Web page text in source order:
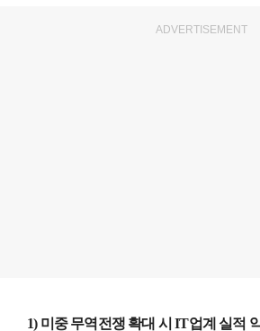
ADVERTISEMENT
1) 미중 무역전쟁 확대 시 IT업계 실적